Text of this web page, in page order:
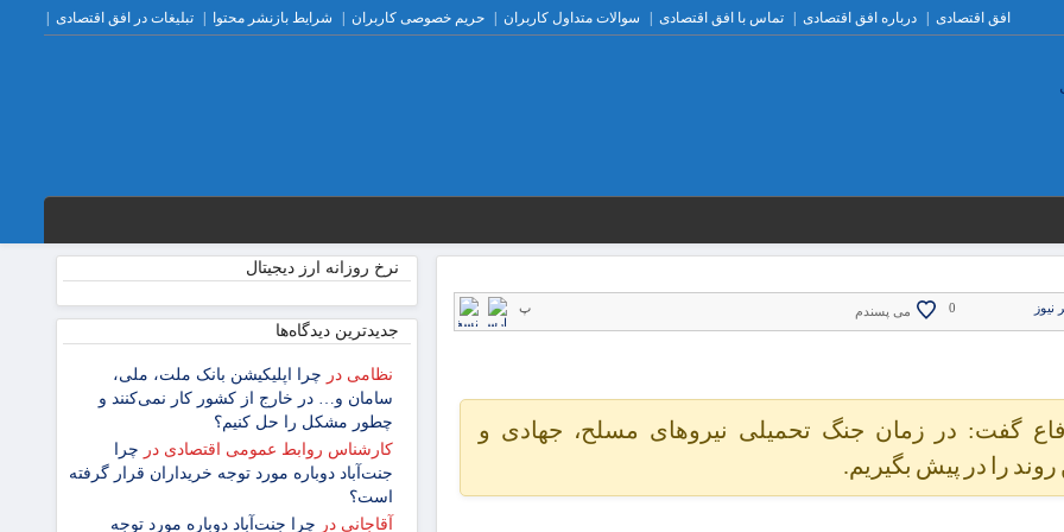
افق اقتصادی درباره افق اقتصادی تماس با افق اقتصادی سوالات متداول کاربران حریم خصوصی کاربران شرایط بازنشر محتوا تبلیغات در افق اقتصادی
نیوز
0 می پسندم پ
گفت: در زمان جنگ تحمیلی نیروهای مسلح، جهادی و
را در پیش بگیریم.
نرخ روزانه ارز دیجیتال
جدیدترین دیدگاه‌‌ها
نظامی در چرا اپلیکیشن بانک ملت، ملی،
سامان و… در خارج از کشور کار نمی‌کنند و
چطور مشکل را حل کنیم؟
کارشناس روابط عمومی اقتصادی در چرا
جنت‌آباد دوباره مورد توجه خریداران قرار گرفته
است؟
آقاجانی در چرا جنت‌آباد دوباره مورد توجه